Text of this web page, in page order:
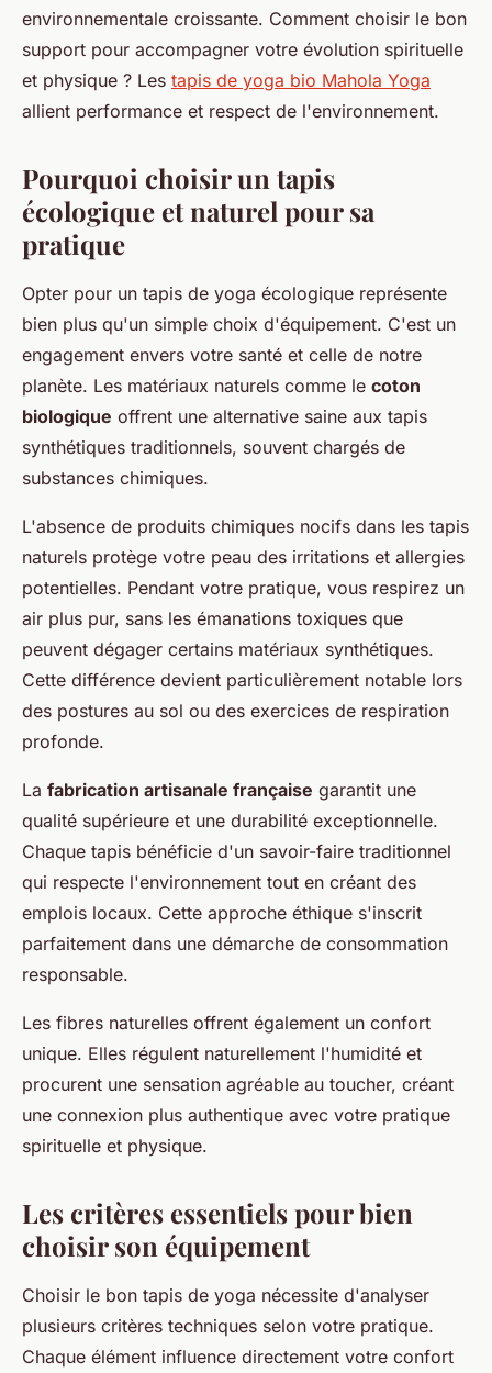
environnementale croissante. Comment choisir le bon
support pour accompagner votre évolution spirituelle
et physique ? Les tapis de yoga bio Mahola Yoga
allient performance et respect de l'environnement.
Pourquoi choisir un tapis
écologique et naturel pour sa
pratique
Opter pour un tapis de yoga écologique représente
bien plus qu'un simple choix d'équipement. C'est un
engagement envers votre santé et celle de notre
planète. Les matériaux naturels comme le coton
biologique offrent une alternative saine aux tapis
synthétiques traditionnels, souvent chargés de
substances chimiques.
L'absence de produits chimiques nocifs dans les tapis
naturels protège votre peau des irritations et allergies
potentielles. Pendant votre pratique, vous respirez un
air plus pur, sans les émanations toxiques que
peuvent dégager certains matériaux synthétiques.
Cette différence devient particulièrement notable lors
des postures au sol ou des exercices de respiration
profonde.
La fabrication artisanale française garantit une
qualité supérieure et une durabilité exceptionnelle.
Chaque tapis bénéficie d'un savoir-faire traditionnel
qui respecte l'environnement tout en créant des
emplois locaux. Cette approche éthique s'inscrit
parfaitement dans une démarche de consommation
responsable.
Les fibres naturelles offrent également un confort
unique. Elles régulent naturellement l'humidité et
procurent une sensation agréable au toucher, créant
une connexion plus authentique avec votre pratique
spirituelle et physique.
Les critères essentiels pour bien
choisir son équipement
Choisir le bon tapis de yoga nécessite d'analyser
plusieurs critères techniques selon votre pratique.
Chaque élément influence directement votre confort